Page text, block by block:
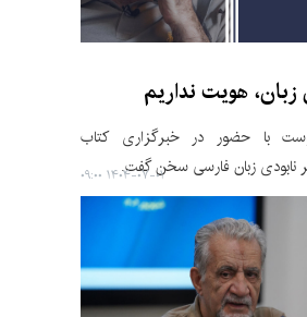
زبان، هویت نداریم
با حضور در خبرگزاری کتاب
نابودی زبان فارسی سخن گفت.
۱۴۰۴-۰۷-۰۱ ۰۹:۰۰